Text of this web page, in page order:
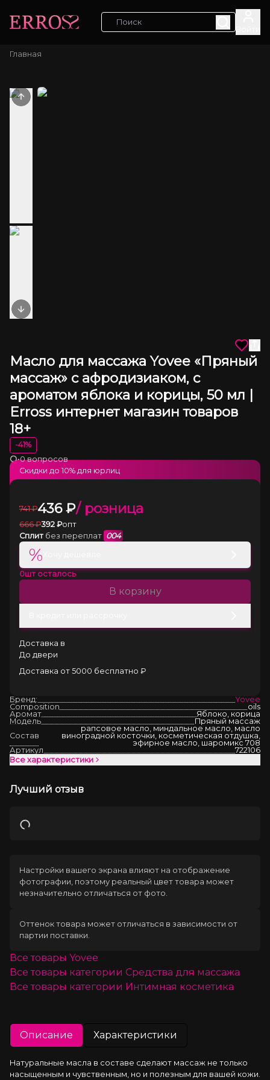
Главная
Previous slide
Next slide
Масло для массажа Yovee «Пряный
массаж» с афродизиаком, с
ароматом яблока и корицы, 50 мл |
Erross интернет магазин товаров
18+
-41%
Загрузка
•0 вопросов
741 ₽436₽/ розница
666 ₽392 ₽опт
Сплит без переплат 004
%
0шт осталось
В корзину
Доставка в
До двери
Доставка от 5000 бесплатно ₽
Скидки до 10% для юрлиц
Бренд:
Yovee
Composition
oils
Аромат
Яблоко, корица
Модель
Пряный массаж
Состав
рапсовое масло, миндальное масло, масло
виноградной косточки, косметическая отдушка,
эфирное масло, шаромикс 708
Артикул
722106
Все характеристики
Лучший отзыв
Загрузка
Настройки вашего экрана влияют на отображение
фотографии, поэтому реальный цвет товара может
незначительно отличаться от фото.
Оттенок товара может отличаться в зависимости от
партии поставки.
Все товары Yovee
Все товары категории Средства для массажа
Все товары категории Интимная косметика
Описание Характеристики
Натуральные масла в составе сделают массаж не только
насыщенным и чувственным, но и полезным для вашей кожи.